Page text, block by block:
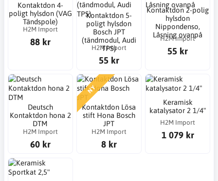
Kontaktdon 4-
poligt hylsdon (VAG
Tändspole)
H2M Import
88 kr
Kontaktdon 5-
poligt hylsdon
Bosch JPT
(tändmodul, Audi
TPS)
H2M Import
55 kr
Kontaktdon 2-polig
hylsdon
Nippondenso,
Låsning ovanpå
H2M Import
55 kr
Deutsch
Kontaktdon hona 2
DTM
H2M Import
60 kr
NY
Kontaktdon Lösa
stift Hona Bosch
JPT
H2M Import
8 kr
Keramisk
katalysator 2 1/4"
H2M Import
1 079 kr